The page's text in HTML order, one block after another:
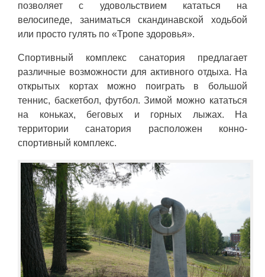
позволяет с удовольствием кататься на
велосипеде, заниматься скандинавской ходьбой
или просто гулять по «Тропе здоровья».
Спортивный комплекс санатория предлагает
различные возможности для активного отдыха. На
открытых кортах можно поиграть в большой
теннис, баскетбол, футбол. Зимой можно кататься
на коньках, беговых и горных лыжах. На
территории санатория расположен конно-
спортивный комплекс.